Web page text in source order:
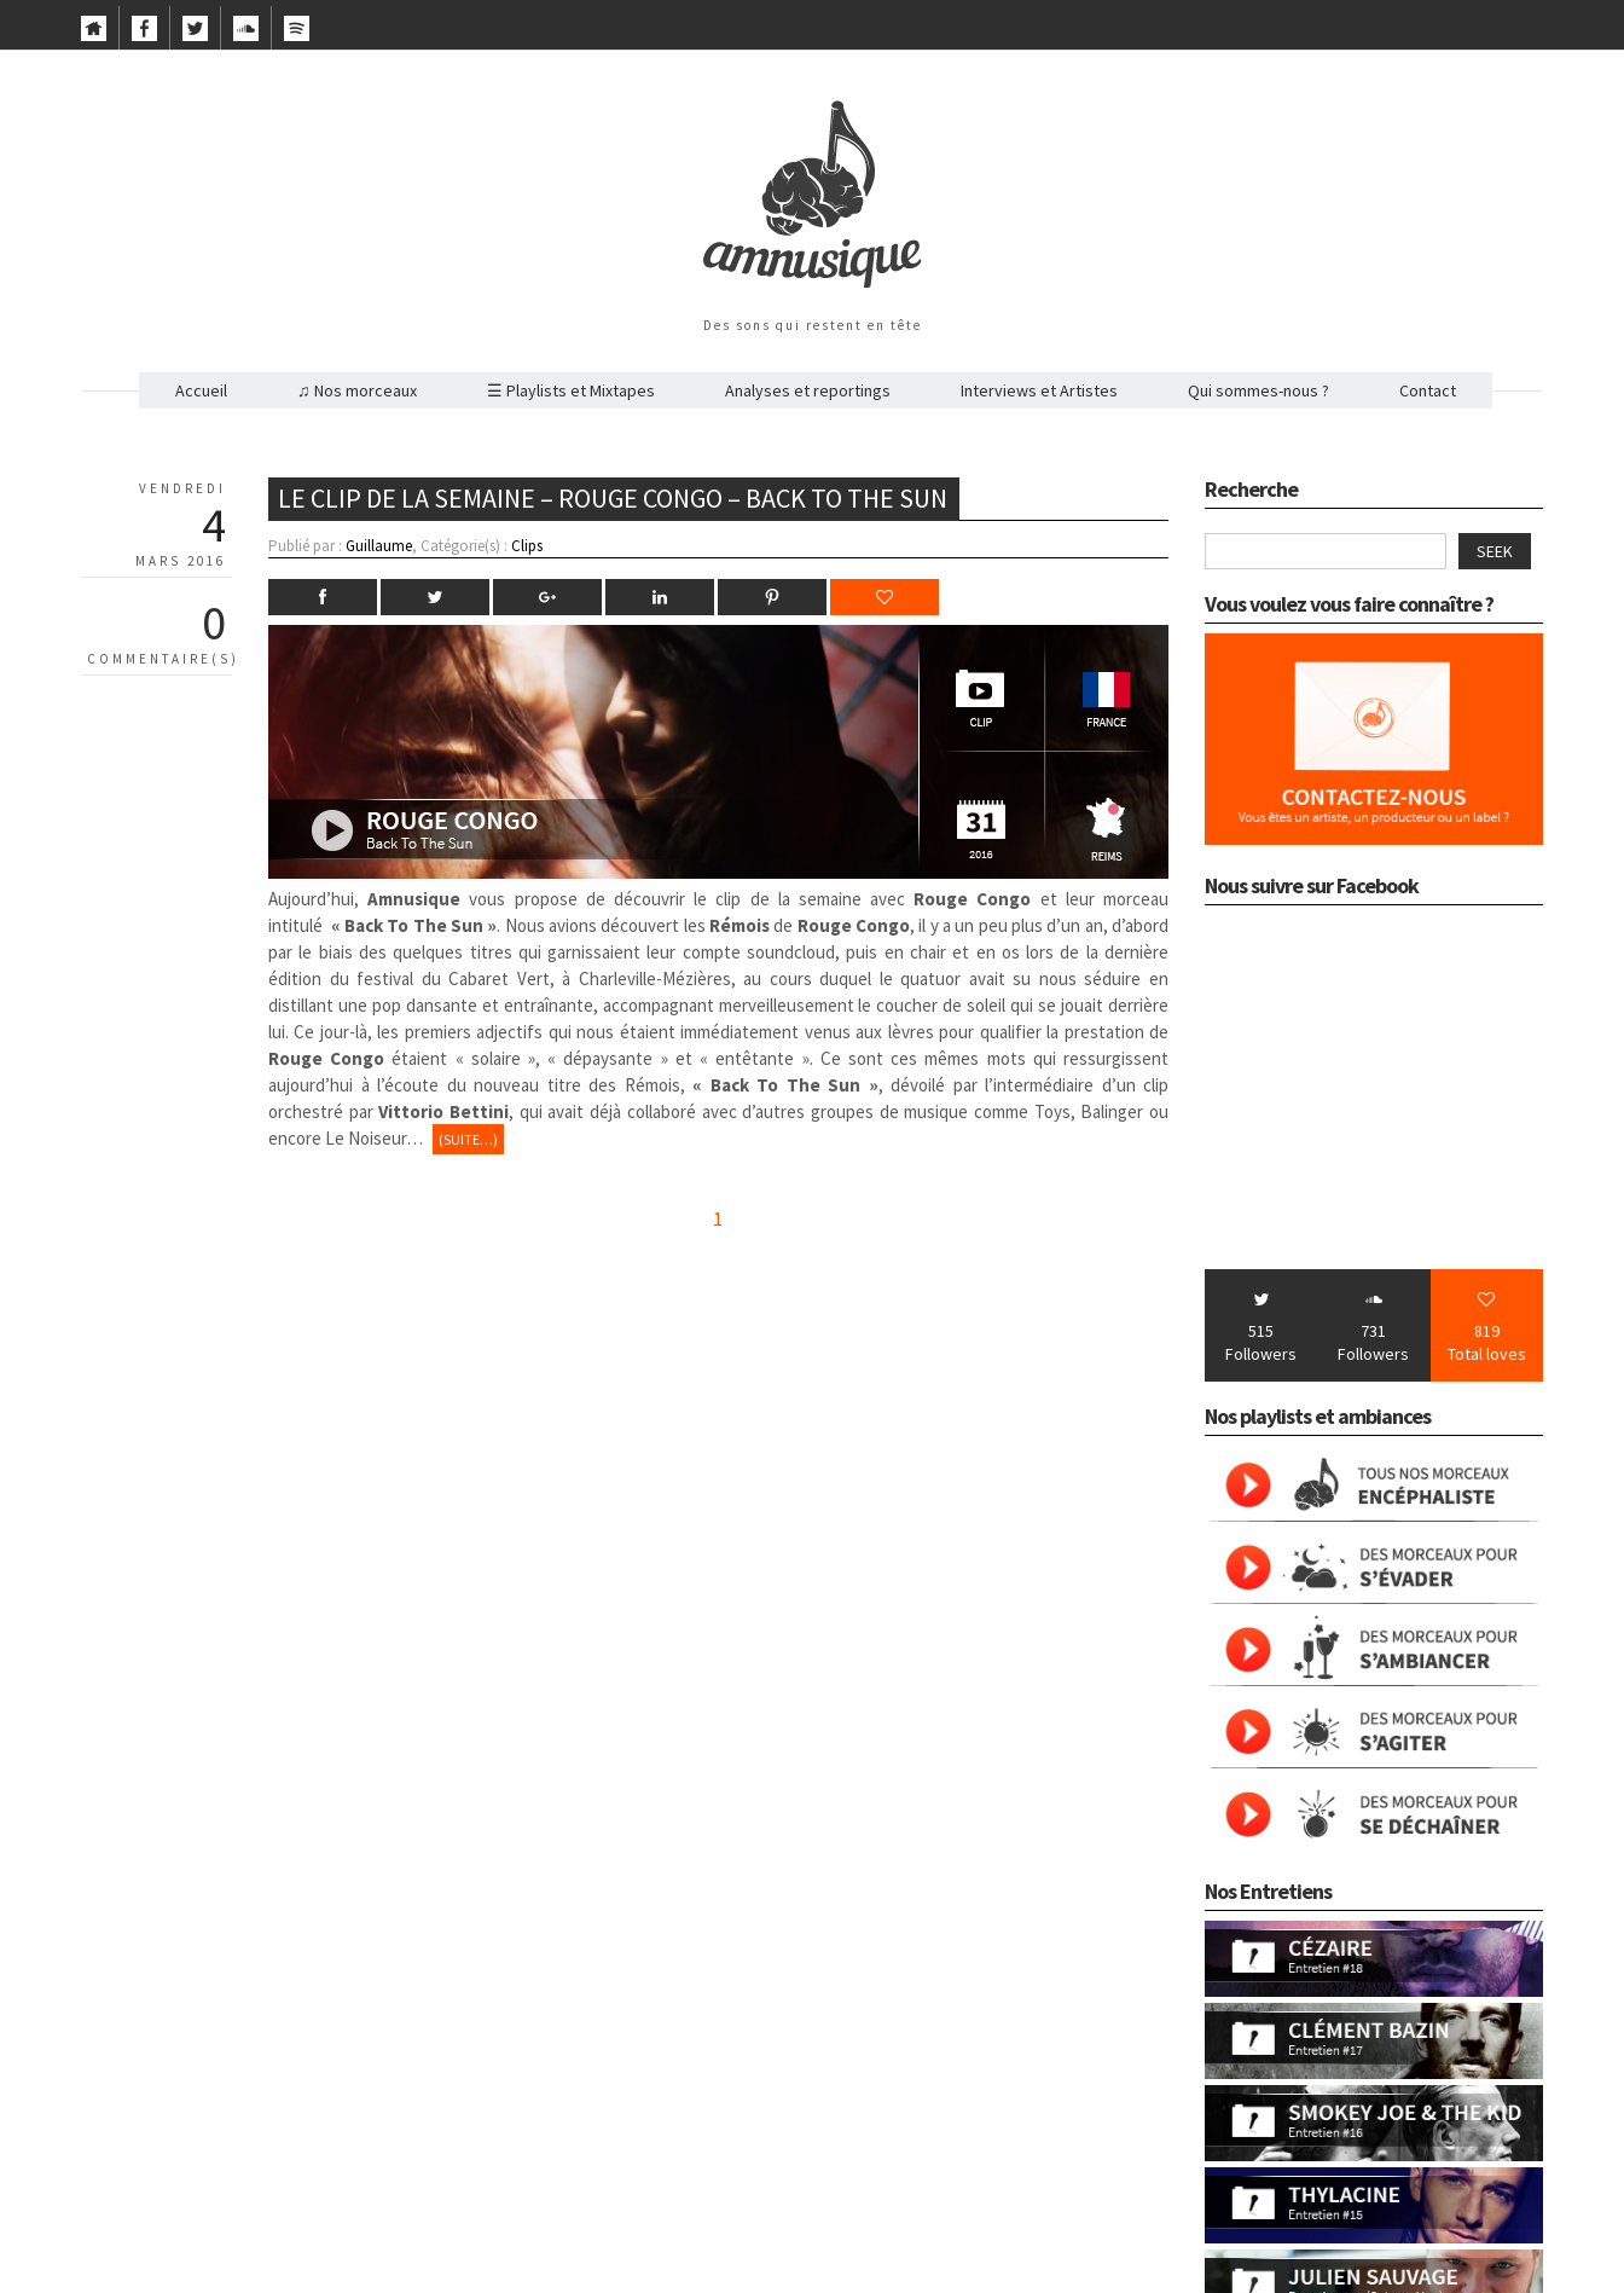
Des sons qui restent en tête
Accueil ♫ Nos morceaux ☰ Playlists et Mixtapes Analyses et reportings Interviews et Artistes Qui sommes-nous ? Contact
VENDREDI
4
MARS 2016
0
COMMENTAIRE(S)
LE CLIP DE LA SEMAINE – ROUGE CONGO – BACK TO THE SUN
Publié par :Guillaume, Catégorie(s) :Clips
Aujourd’hui,Amnusique vous propose de découvrir le clip de la semaine avec Rouge Congo et leur morceau
intitulé « Back To The Sun ». Nous avions découvert les Rémoisde Rouge Congo, il y a un peu plus d’un an, d’abord
par le biais des quelques titres qui garnissaient leur compte soundcloud, puis en chair et en os lors de la dernière
édition du festival du Cabaret Vert, à Charleville-Mézières, au cours duquel le quatuor avait su nous séduire en
distillant une pop dansante et entraînante, accompagnant merveilleusement le coucher de soleil qui se jouait derrière
lui. Ce jour-là, les premiers adjectifs qui nous étaient immédiatement venus aux lèvres pour qualifier la prestation de
Rouge Congo étaient « solaire », « dépaysante » et « entêtante ». Ce sont ces mêmes mots qui ressurgissent
aujourd’hui à l’écoute du nouveau titre des Rémois, « Back To The Sun », dévoilé par l’intermédiaire d’un clip
orchestré parVittorio Bettini, qui avait déjà collaboré avec d’autres groupes de musique comme Toys, Balinger ou
encore Le Noiseur…
(SUITE…)
1
Recherche
SEEK
Vous voulez vous faire connaître ?
Nous suivre sur Facebook
515
Followers
731
Followers
819
Total loves
Nos playlists et ambiances
Nos Entretiens